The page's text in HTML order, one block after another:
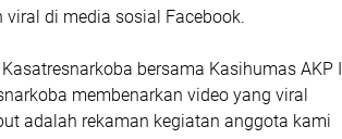
di media sosial Facebook.
bersama Kasihumas AKP I
membenarkan video yang viral
adalah rekaman kegiatan anggota kami